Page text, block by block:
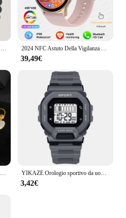
Orologio da uomo di moda 2 pezzi Business semplice orologio al quarzo con cintura in maglia di acciaio inossidabile con Set di braccialetti con perline con manubri 2024 NFC Astuto Della Vigilanza Delle Donne 466*466 Schermo GPS Track Orologi Sportivi Delle Donne di Monitoraggio della Salute Voce Chiamata Bluetooth Smartwatch Delle Signore
39,49€
Orologio al quarzo da donna in oro di lusso da donna anello collana orecchino strass moda orologio da polso Casual da donna orologi Set di gioielli YIKAZE Orologio sportivo da uomo Orologi digitali LED impermeabili Studente Avventura all'aria aperta Tendenza Orologio elettronico multifunzionale Regalo
3,42€